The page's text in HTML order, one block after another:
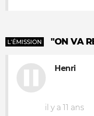
L'ÉMISSION "ON VA
Henri
il y a 11 ans